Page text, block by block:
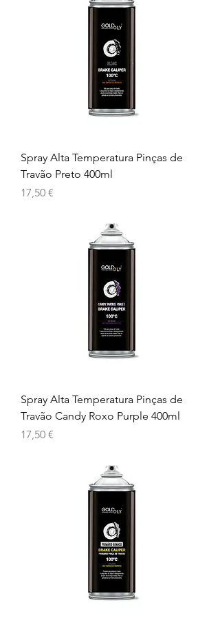
Spray Alta Temperatura Pinças de
Travão Preto 400ml
Preço
17,50 €
Spray Alta Temperatura Pinças de
Travão Candy Roxo Purple 400ml
Preço
17,50 €